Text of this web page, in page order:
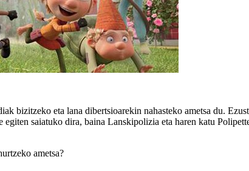
bizitzeko eta lana dibertsioarekin nahasteko ametsa du.
saiatuko dira, baina Lanskipolizia eta haren katu
ametsa?